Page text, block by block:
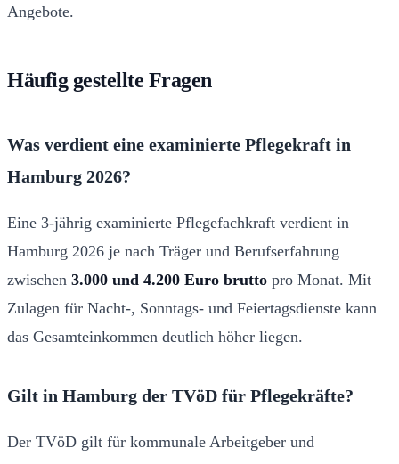
Angebote.
Häufig gestellte Fragen
Was verdient eine examinierte Pflegekraft in
Hamburg 2026?
Eine 3-jährig examinierte Pflegefachkraft verdient in
Hamburg 2026 je nach Träger und Berufserfahrung
zwischen 3.000 und 4.200 Euro brutto pro Monat. Mit
Zulagen für Nacht-, Sonntags- und Feiertagsdienste kann
das Gesamteinkommen deutlich höher liegen.
Gilt in Hamburg der TVöD für Pflegekräfte?
Der TVöD gilt für kommunale Arbeitgeber und